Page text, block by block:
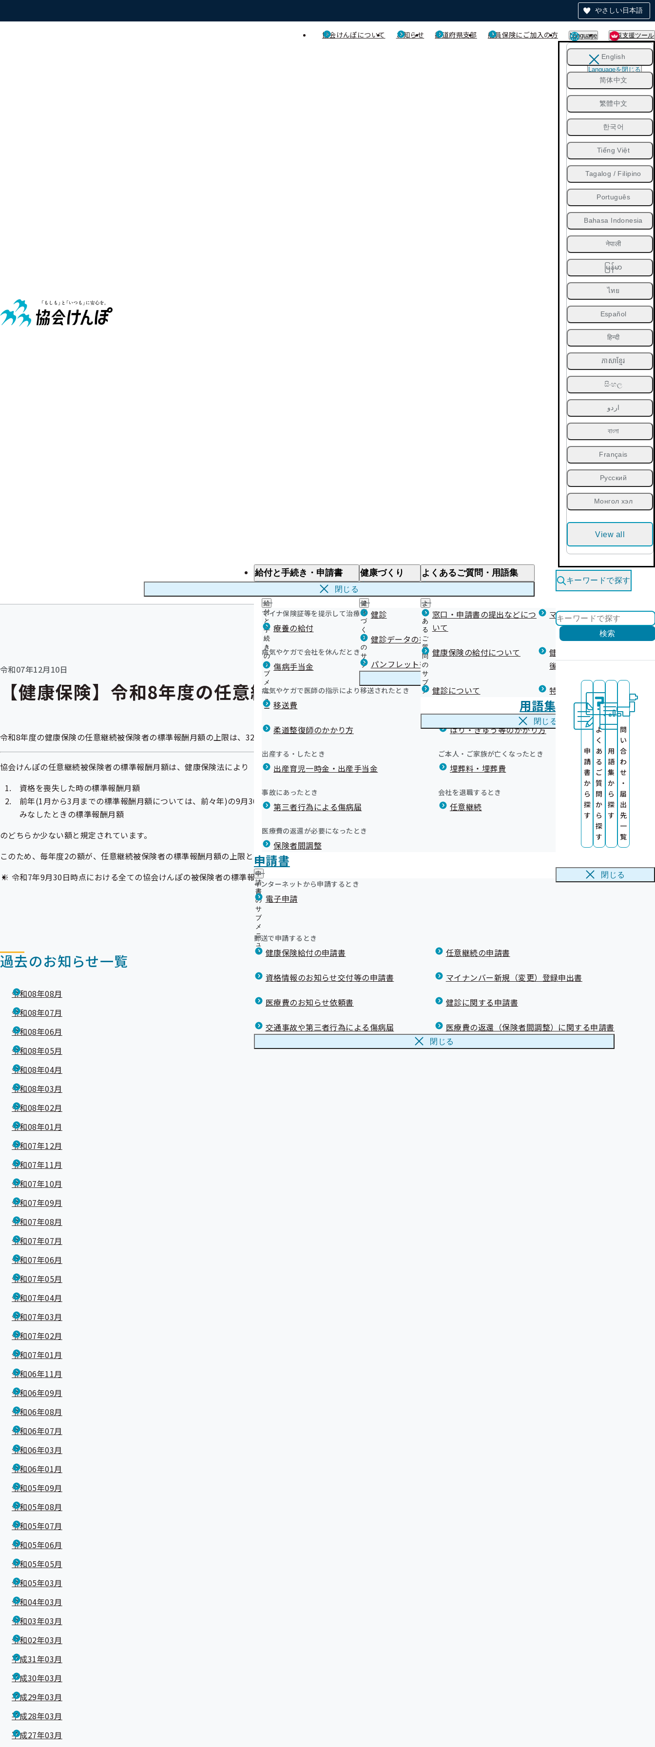
やさしい日本語
協会けんぽについて お知らせ 都道府県支部 船員保険にご加入の方 Language 閲覧支援ツール
English
简体中文
繁體中文
한국어
Tiếng Việt
Tagalog / Filipino
Português
Bahasa Indonesia
नेपाली
မြန်မာ
ไทย
Español
हिन्दी
ភាសាខ្មែរ
සිංහල
اردو
বাংলা
Français
Русский
Монгол хэл
View all
Languageを閉じる
給付と手続き・申請書
給付と手続き
給
付
と
手
続
き
の
サ
ブ
メ
ニ
ュ
ー
マイナ保険証等を提示して治療を受けるとき
療養の給付
医療費が高額になりそう・なったとき
限度額適用認定・高額療養費・高額介護合算
病気やケガで会社を休んだとき
傷病手当金
医療費の全額を負担したとき
病気やケガで医師の指示により移送されたとき
移送費
海外で急な病気にかかり治療を受けたとき
柔道整復師のかかり方 はり・きゅう等のかかり方
出産する・したとき
出産育児一時金・出産手当金
ご本人・ご家族が亡くなったとき
埋葬料・埋葬費
事故にあったとき
第三者行為による傷病届
会社を退職するとき
任意継続
医療費の返還が必要になったとき
保険者間調整
申請書
申
請
書
の
サ
ブ
メ
ニ
ュ
ー
インターネットから申請するとき
電子申請
郵送で申請するとき
健康保険給付の申請書 任意継続の申請書
資格情報のお知らせ交付等の申請書 マイナンバー新規（変更）登録申出書
医療費のお知らせ依頼書 健診に関する申請書
交通事故や第三者行為による傷病届 医療費の返還（保険者間調整）に関する申請書
閉じる
健康づくり
健
康
づ
く
り
の
サ
ブ
メ
ュ
健診 健診を受けた後の健康づくり
健診データの提供について 健康宣言（コラボヘルス）
パンフレット等（広報） 健康づくりコラム
よくあるご質問・用語集
よ
く
あ
る
ご
質
問
の
サ
ブ
メ
窓口・申請書の提出などにつ
いて
マイナ保険証等関連について
健康保険の給付について
健康保険任意継続制度（退職
後の健康保険）について
健診について 特定保健指導について
用語集
閉じる
閉じる
キーワードで探す
検索
申
請
書
か
ら
探
す
よ
く
あ
る
ご
質
問
か
ら
探
す
用
語
集
か
ら
探
す
問
い
合
わ
せ
・
届
出
先
一
覧
閉じる
令和07年12月10日
【健康保険】令和8年度の任意継続被保険者の標準報酬月額の上限について
令和8年度の健康保険の任意継続被保険者の標準報酬月額の上限は、32万円となります。
協会けんぽの任意継続被保険者の標準報酬月額は、健康保険法により
資格を喪失した時の標準報酬月額
前年(1月から3月までの標準報酬月額については、前々年)の9月30日時点における全ての協会けんぽの被保険者の標準報酬月額の平均額を標準報酬月額の基礎となる報酬月額と
みなしたときの標準報酬月額
のどちらか少ない額と規定されています。
このため、毎年度2の額が、任意継続被保険者の標準報酬月額の上限となります。
令和7年9月30日時点における全ての協会けんぽの被保険者の標準報酬月額の平均額は318,100円となります。（この額は、標準報酬月額の第23級：32万円に該当します。）
過去のお知らせ一覧
令和08年08月
令和08年07月
令和08年06月
令和08年05月
令和08年04月
令和08年03月
令和08年02月
令和08年01月
令和07年12月
令和07年11月
令和07年10月
令和07年09月
令和07年08月
令和07年07月
令和07年06月
令和07年05月
令和07年04月
令和07年03月
令和07年02月
令和07年01月
令和06年11月
令和06年09月
令和06年08月
令和06年07月
令和06年03月
令和06年01月
令和05年09月
令和05年08月
令和05年07月
令和05年06月
令和05年05月
令和05年03月
令和04年03月
令和03年03月
令和02年03月
平成31年03月
平成30年03月
平成29年03月
平成28年03月
平成27年03月